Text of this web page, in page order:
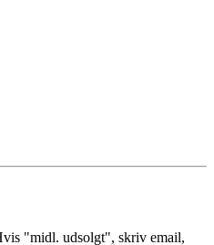
"midl. udsolgt", skriv email,